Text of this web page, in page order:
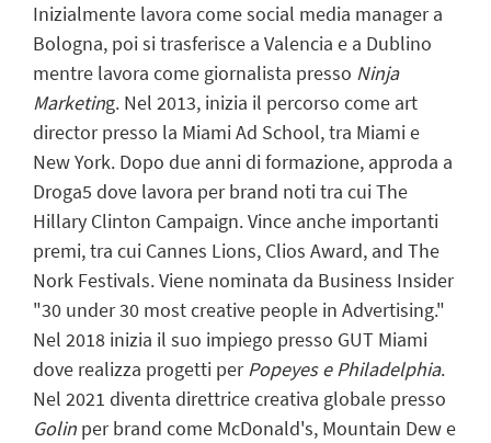
Inizialmente lavora come social media manager a
Bologna, poi si trasferisce a Valencia e a Dublino
mentre lavora come giornalista presso Ninja
Marketing. Nel 2013, inizia il percorso come art
director presso la Miami Ad School, tra Miami e
New York. Dopo due anni di formazione, approda a
Droga5 dove lavora per brand noti tra cui The
Hillary Clinton Campaign. Vince anche importanti
premi, tra cui Cannes Lions, Clios Award, and The
Nork Festivals. Viene nominata da Business Insider
"30 under 30 most creative people in Advertising."
Nel 2018 inizia il suo impiego presso GUT Miami
dove realizza progetti perPopeyes e Philadelphia.
Nel 2021 diventa direttrice creativa globale presso
Golin per brand come McDonald's, Mountain Dew e